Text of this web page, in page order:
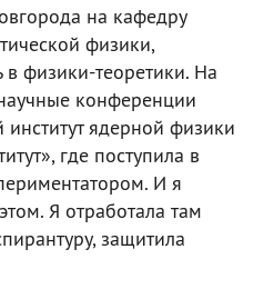
на кафедру
физики,
в физики-теоретики. На
конференции
ядерной физики
где поступила в
И я
Я отработала там
защитила